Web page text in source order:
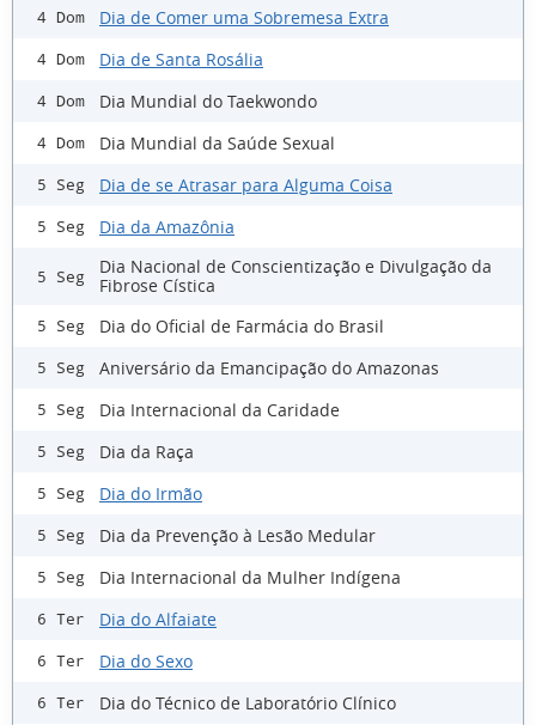
4 Dom Dia de Comer uma Sobremesa Extra
4 Dom Dia de Santa Rosália
4 Dom Dia Mundial do Taekwondo
4 Dom Dia Mundial da Saúde Sexual
5 Seg Dia de se Atrasar para Alguma Coisa
5 Seg Dia da Amazônia
5 Seg
Dia Nacional de Conscientização e Divulgação da
Fibrose Cística
5 Seg Dia do Oficial de Farmácia do Brasil
5 Seg Aniversário da Emancipação do Amazonas
5 Seg Dia Internacional da Caridade
5 Seg Dia da Raça
5 Seg Dia do Irmão
5 Seg Dia da Prevenção à Lesão Medular
5 Seg Dia Internacional da Mulher Indígena
6 Ter Dia do Alfaiate
6 Ter Dia do Sexo
6 Ter Dia do Técnico de Laboratório Clínico